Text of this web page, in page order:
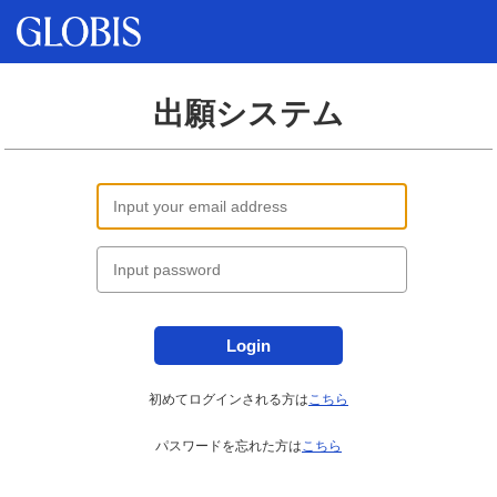
出願システム
Login
初めてログインされる方はこちら
パスワードを忘れた方はこちら